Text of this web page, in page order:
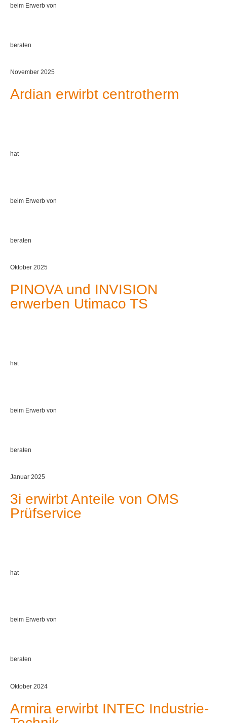
beim Erwerb von
beraten
November 2025
Ardian erwirbt centrotherm
hat
beim Erwerb von
beraten
Oktober 2025
PINOVA und INVISION
erwerben Utimaco TS
hat
beim Erwerb von
beraten
Januar 2025
3i erwirbt Anteile von OMS
Prüfservice
hat
beim Erwerb von
beraten
Oktober 2024
Armira erwirbt INTEC Industrie-